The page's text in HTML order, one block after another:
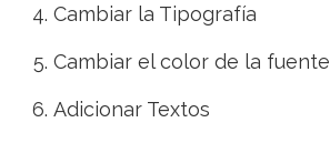
Cambiar la Tipografía
Cambiar el color de la fuente
Adicionar Textos